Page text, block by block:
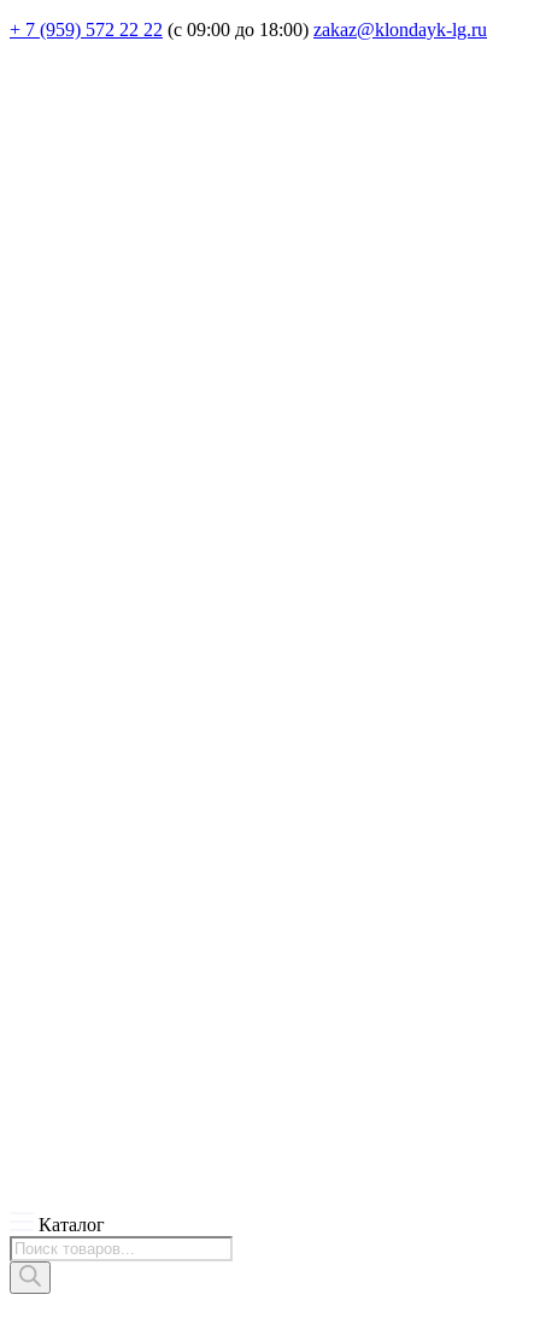
+ 7 (959) 572 22 22 (с 09:00 до 18:00) zakaz@klondayk-lg.ru
Каталог
Поиск
товаров